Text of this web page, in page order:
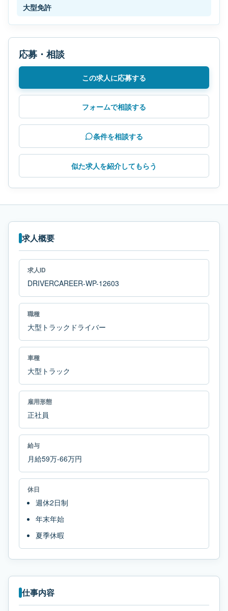
大型免許
応募・相談
この求人に応募する
フォームで相談する
条件を相談する
似た求人を紹介してもらう
求人概要
求人ID
DRIVERCAREER-WP-12603
職種
大型トラックドライバー
車種
大型トラック
雇用形態
正社員
給与
月給59万-66万円
休日
週休2日制
年末年始
夏季休暇
仕事内容